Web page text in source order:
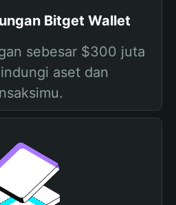
Bitget Wallet
sebesar $300 juta
aset dan